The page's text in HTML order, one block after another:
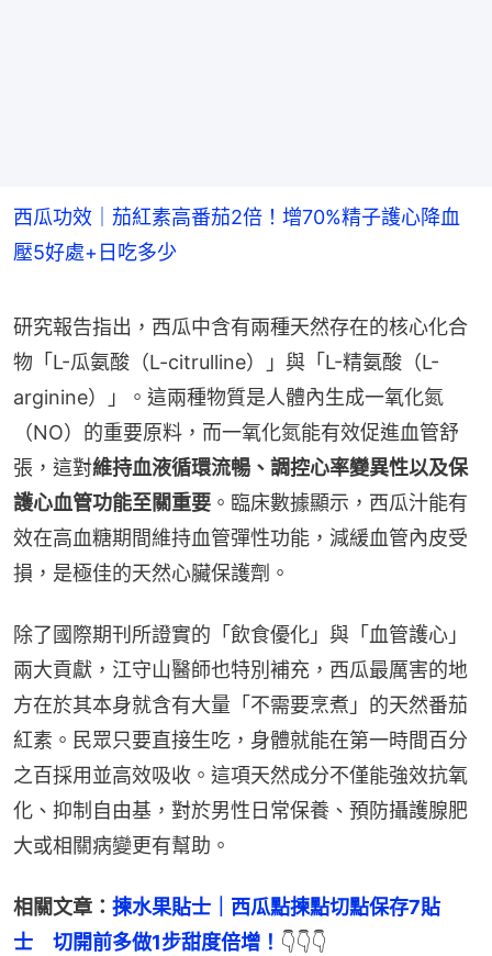
西瓜功效｜茄紅素高番茄2倍！增70%精子護心降血
壓5好處+日吃多少
研究報告指出，西瓜中含有兩種天然存在的核心化合
物「L-瓜氨酸（L-citrulline）」與「L-精氨酸（L-
arginine）」。這兩種物質是人體內生成一氧化氮
（NO）的重要原料，而一氧化氮能有效促進血管舒
張，這對維持血液循環流暢、調控心率變異性以及保
護心血管功能至關重要 。臨床數據顯示，西瓜汁能有
效在高血糖期間維持血管彈性功能，減緩血管內皮受
損，是極佳的天然心臟保護劑。
除了國際期刊所證實的「飲食優化」與「血管護心」
兩大貢獻，江守山醫師也特別補充，西瓜最厲害的地
方在於其本身就含有大量「不需要烹煮」的天然番茄
紅素。民眾只要直接生吃，身體就能在第一時間百分
之百採用並高效吸收。這項天然成分不僅能強效抗氧
化、抑制自由基，對於男性日常保養、預防攝護腺肥
大或相關病變更有幫助。
相關文章： 揀水果貼士｜西瓜點揀點切點保存7貼
士　切開前多做1步甜度倍增！ 👇👇👇